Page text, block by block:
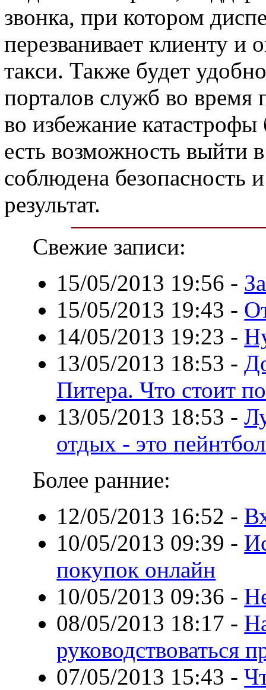
звонка, при котором
перезванивает клиенту и
такси. Также будет
порталов служб во время
во избежание
есть возможность выйти
соблюдена безопасность
результат.
Свежие записи:
15/05/2013 19:56 -
15/05/2013 19:43 -
14/05/2013 19:23 -
13/05/2013 18:53 -
Питера. Что стоит
13/05/2013 18:53 -
отдых - это
Более ранние:
12/05/2013 16:52 -
10/05/2013 09:39 -
покупок онлайн
10/05/2013 09:36 -
08/05/2013 18:17 -
руководствоваться
07/05/2013 15:43 -